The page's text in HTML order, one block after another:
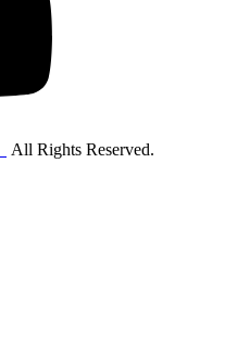
All Rights Reserved.